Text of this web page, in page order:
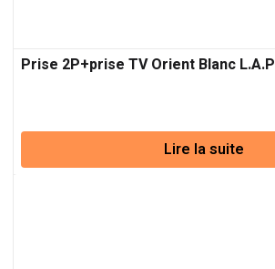
Prise 2P+prise TV Orient Blanc L.A.P
Lire la suite